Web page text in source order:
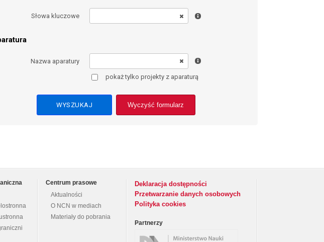
Słowa kluczowe
Nazwa aparatury
pokaż tylko projekty z aparaturą
Wyczyść formularz
Centrum prasowe
Aktualności
O NCN w mediach
Materiały do pobrania
Deklaracja dostępności
Przetwarzanie danych osobowych
Polityka cookies
Partnerzy